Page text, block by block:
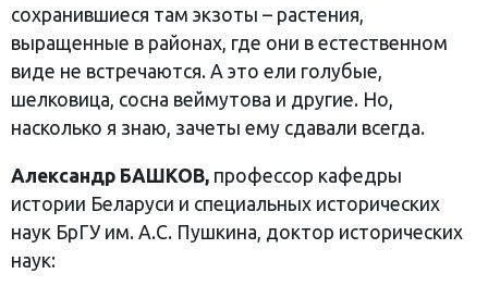
сохранившиеся там экзоты – растения,
выращенные в районах, где они в естественном
виде не встречаются. А это ели голубые,
шелковица, сосна веймутова и другие. Но,
насколько я знаю, зачеты ему сдавали всегда.
Александр БАШКОВ, профессор кафедры
истории Беларуси и специальных исторических
наук БрГУ им. А.С. Пушкина, доктор исторических
наук: